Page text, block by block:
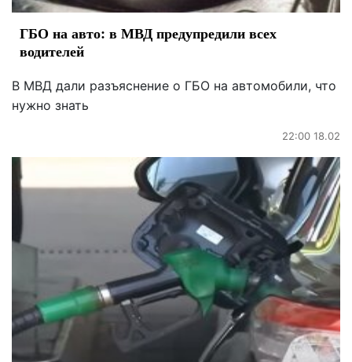
ГБО на авто: в МВД предупредили всех
водителей
В МВД дали разъяснение о ГБО на автомобили, что
нужно знать
22:00 18.02